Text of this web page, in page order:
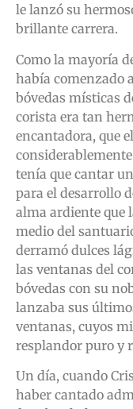
le lanzó su
brillante carrera.
Como la mayoría
había comenzado
bóvedas místicas
corista era tan
encantadora, que
tenía que cantar
para el desarrollo
alma ardiente que
medio del
derramó dulces
las ventanas del
bóvedas con su
lanzaba sus
ventanas, cuyos
resplandor puro y
Un día, cuando
haber cantado